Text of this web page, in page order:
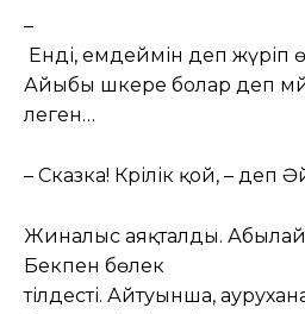
–
Енді, емдеймін деп жүріп
Айыбы әшкере болар деп
леген…
– Сказка! Кәрілік қой, –
Жиналыс аяқталды.
Бекпен бөлек
тілдесті. Айтуынша,